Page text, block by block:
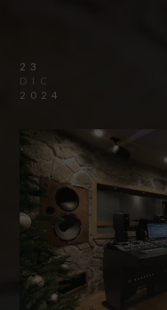
23
DIC
2024